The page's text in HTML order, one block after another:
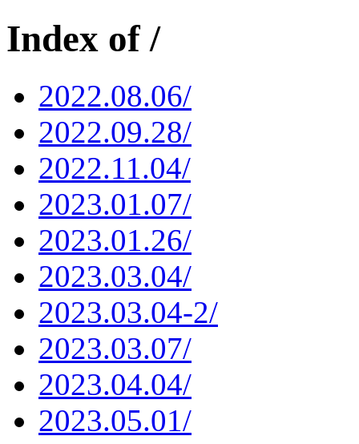
Index of /
2022.08.06/
2022.09.28/
2022.11.04/
2023.01.07/
2023.01.26/
2023.03.04/
2023.03.04-2/
2023.03.07/
2023.04.04/
2023.05.01/